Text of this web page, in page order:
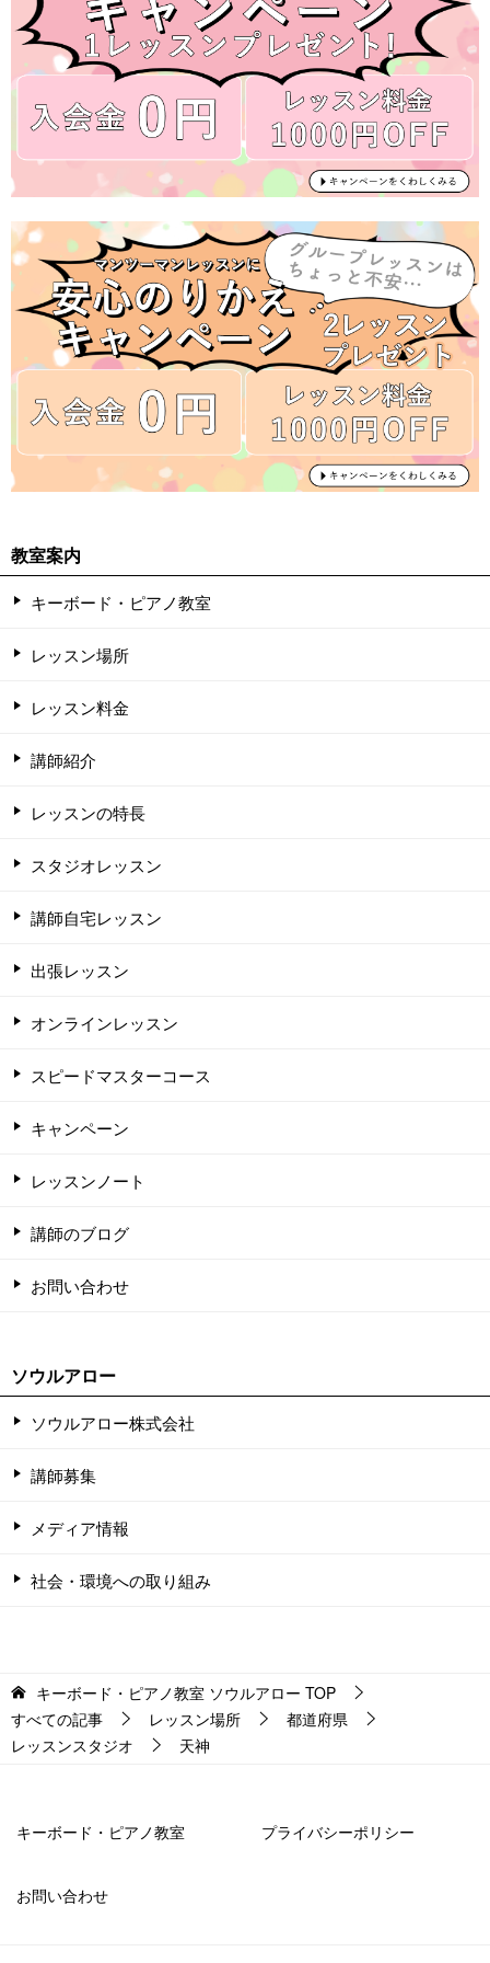
教室案内
キーボード・ピアノ教室
レッスン場所
レッスン料金
講師紹介
レッスンの特長
スタジオレッスン
講師自宅レッスン
出張レッスン
オンラインレッスン
スピードマスターコース
キャンペーン
レッスンノート
講師のブログ
お問い合わせ
ソウルアロー
ソウルアロー株式会社
講師募集
メディア情報
社会・環境への取り組み
キーボード・ピアノ教室 ソウルアロー TOP
すべての記事
レッスン場所
都道府県
レッスンスタジオ
天神
キーボード・ピアノ教室 プライバシーポリシー
お問い合わせ